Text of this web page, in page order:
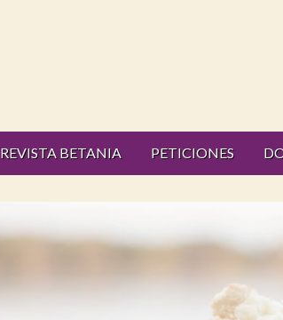
REVISTA BETANIA PETICIONES